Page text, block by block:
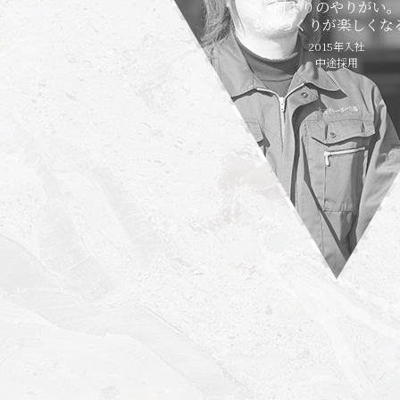
何よりのやりがい。
ものづくりが楽しくな
2015年入社
中途採用